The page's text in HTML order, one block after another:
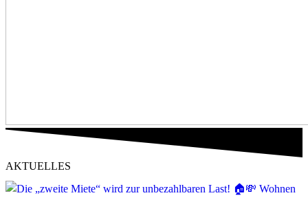
AKTUELLES